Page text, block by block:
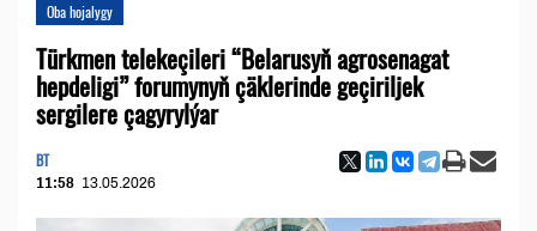
Oba hojalygy
Türkmen telekeçileri “Belarusyň agrosenagat
hepdeligi” forumynyň çäklerinde geçiriljek
sergilere çagyrylýar
BT
11:58 13.05.2026